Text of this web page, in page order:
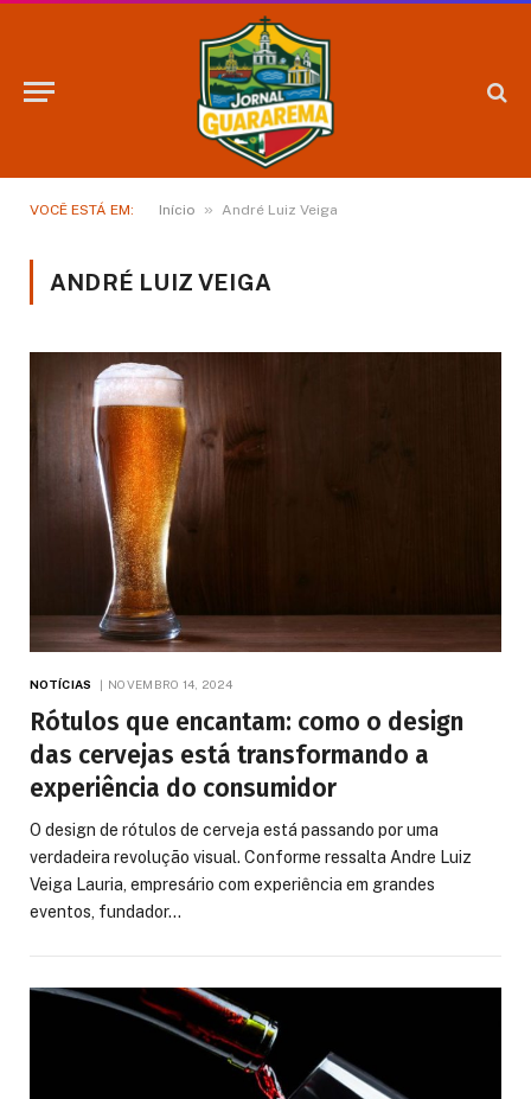
VOCÊ ESTÁ EM: Início » André Luiz Veiga
ANDRÉ LUIZ VEIGA
NOTÍCIAS NOVEMBRO 14, 2024
Rótulos que encantam: como o design
das cervejas está transformando a
experiência do consumidor
O design de rótulos de cerveja está passando por uma
verdadeira revolução visual. Conforme ressalta Andre Luiz
Veiga Lauria, empresário com experiência em grandes
eventos, fundador…